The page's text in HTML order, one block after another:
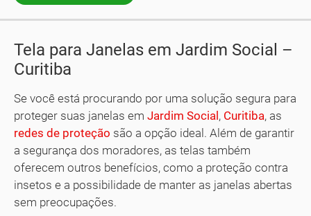
Tela para Janelas em Jardim Social –
Curitiba
Se você está procurando por uma solução segura para
proteger suas janelas em Jardim Social , Curitiba, as
redes de proteção são a opção ideal. Além de garantir
a segurança dos moradores, as telas também
oferecem outros benefícios, como a proteção contra
insetos e a possibilidade de manter as janelas abertas
sem preocupações.